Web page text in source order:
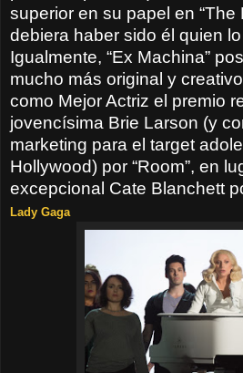
superior en su papel en “The
debiera haber sido él quien
Igualmente, “Ex Machina”
mucho más original y
como Mejor Actriz el premio
jovencísima Brie Larson (y
marketing para el target
Hollywood) por “Room”, en
excepcional Cate Blanchett
Lady Gaga